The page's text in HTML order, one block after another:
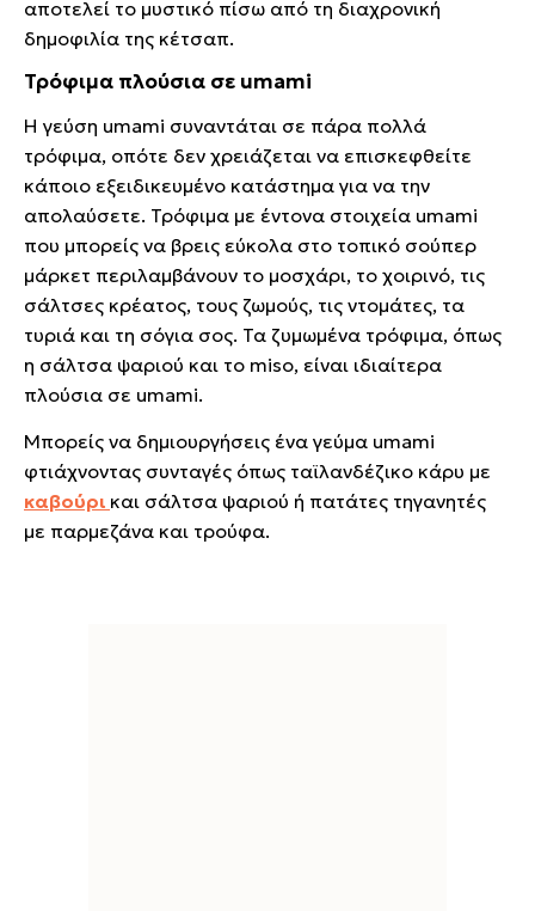
αποτελεί το μυστικό πίσω από τη διαχρονική
δημοφιλία της κέτσαπ.
Τρόφιμα πλούσια σε umami
Η γεύση umami συναντάται σε πάρα πολλά
τρόφιμα, οπότε δεν χρειάζεται να επισκεφθείτε
κάποιο εξειδικευμένο κατάστημα για να την
απολαύσετε. Τρόφιμα με έντονα στοιχεία umami
που μπορείς να βρεις εύκολα στο τοπικό σούπερ
μάρκετ περιλαμβάνουν το μοσχάρι, το χοιρινό, τις
σάλτσες κρέατος, τους ζωμούς, τις ντομάτες, τα
τυριά και τη σόγια σος. Τα ζυμωμένα τρόφιμα, όπως
η σάλτσα ψαριού και το miso, είναι ιδιαίτερα
πλούσια σε umami.
Μπορείς να δημιουργήσεις ένα γεύμα umami
φτιάχνοντας συνταγές όπως ταϊλανδέζικο κάρυ με
καβούρι και σάλτσα ψαριού ή πατάτες τηγανητές
με παρμεζάνα και τρούφα.